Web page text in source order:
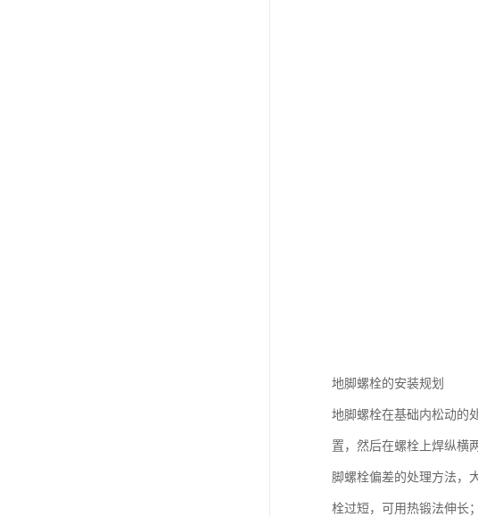
地脚螺栓的安装规划
地脚螺栓在基础内松动的
置，然后在螺栓上焊纵横
脚螺栓偏差的处理方法，
栓过短，可用热锻法伸长